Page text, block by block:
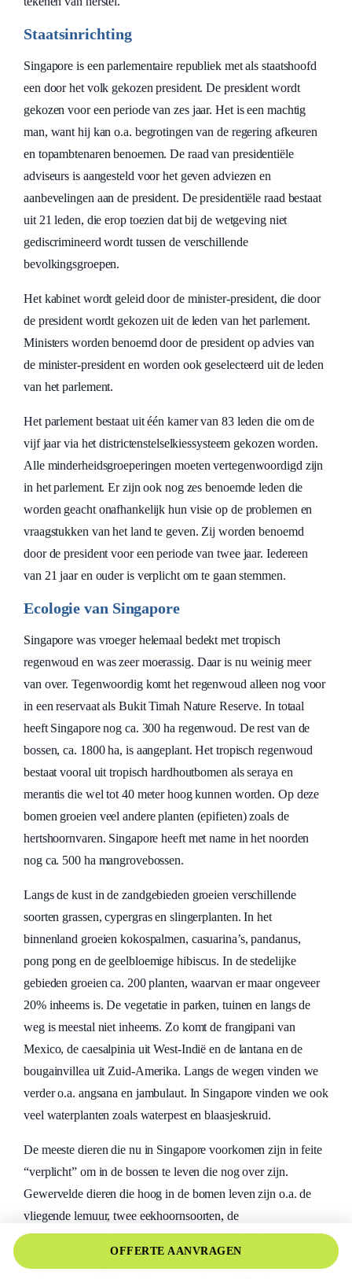
Staatsinrichting
Singapore is een parlementaire republiek met als staatshoofd
een door het volk gekozen president. De president wordt
gekozen voor een periode van zes jaar. Het is een machtig
man, want hij kan o.a. begrotingen van de regering afkeuren
en topambtenaren benoemen. De raad van presidentiële
adviseurs is aangesteld voor het geven adviezen en
aanbevelingen aan de president. De presidentiële raad bestaat
uit 21 leden, die erop toezien dat bij de wetgeving niet
gediscrimineerd wordt tussen de verschillende
bevolkingsgroepen.
Het kabinet wordt geleid door de minister-president, die door
de president wordt gekozen uit de leden van het parlement.
Ministers worden benoemd door de president op advies van
de minister-president en worden ook geselecteerd uit de leden
van het parlement.
Het parlement bestaat uit één kamer van 83 leden die om de
vijf jaar via het districtenstelselkiessysteem gekozen worden.
Alle minderheidsgroeperingen moeten vertegenwoordigd zijn
in het parlement. Er zijn ook nog zes benoemde leden die
worden geacht onafhankelijk hun visie op de problemen en
vraagstukken van het land te geven. Zij worden benoemd
door de president voor een periode van twee jaar. Iedereen
van 21 jaar en ouder is verplicht om te gaan stemmen.
Ecologie van Singapore
Singapore was vroeger helemaal bedekt met tropisch
regenwoud en was zeer moerassig. Daar is nu weinig meer
van over. Tegenwoordig komt het regenwoud alleen nog voor
in een reservaat als Bukit Timah Nature Reserve. In totaal
heeft Singapore nog ca. 300 ha regenwoud. De rest van de
bossen, ca. 1800 ha, is aangeplant. Het tropisch regenwoud
bestaat vooral uit tropisch hardhoutbomen als seraya en
merantis die wel tot 40 meter hoog kunnen worden. Op deze
bomen groeien veel andere planten (epifieten) zoals de
hertshoornvaren. Singapore heeft met name in het noorden
nog ca. 500 ha mangrovebossen.
Langs de kust in de zandgebieden groeien verschillende
soorten grassen, cypergras en slingerplanten. In het
binnenland groeien kokospalmen, casuarina’s, pandanus,
pong pong en de geelbloemige hibiscus. In de stedelijke
gebieden groeien ca. 200 planten, waarvan er maar ongeveer
20% inheems is. De vegetatie in parken, tuinen en langs de
weg is meestal niet inheems. Zo komt de frangipani van
Mexico, de caesalpinia uit West-Indië en de lantana en de
bougainvillea uit Zuid-Amerika. Langs de wegen vinden we
verder o.a. angsana en jambulaut. In Singapore vinden we ook
veel waterplanten zoals waterpest en blaasjeskruid.
De meeste dieren die nu in Singapore voorkomen zijn in feite
“verplicht” om in de bossen te leven die nog over zijn.
Gewervelde dieren die hoog in de bomen leven zijn o.a. de
vliegende lemuur, twee eekhoornsoorten, de
langstaartmakaak, en de vliegende hagedis. Op de grond en
OFFERTE AANVRAGEN